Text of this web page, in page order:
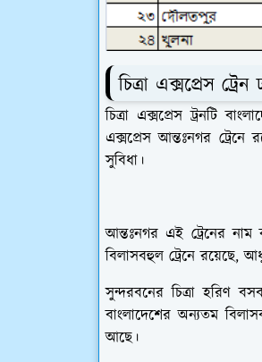
চিত্রা এক্সপ্রেস
চিত্রা এক্সপ্রেস ট্রনটি
এক্সপ্রেস আন্তঃনগর
সুবিধা।
আন্তঃনগর এই ট্রেনের নাম
বিলাসবহুল ট্রেনে রয়েছে,
সুন্দরবনের চিত্রা হরিণ
বাংলাদেশের অন্যতম
আছে।